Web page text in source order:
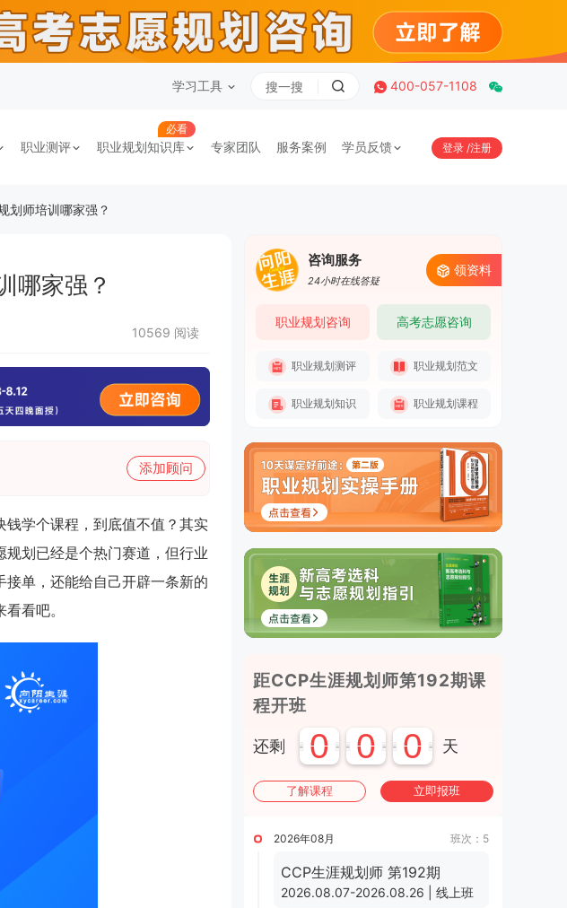
学习工具 400-057-1108
职业测评
必看
职业规划知识库 专家团队 服务案例 学员反馈 登录 /注册
划师培训哪家强？
哪家强？
10569 阅读
添加顾问
学个课程，到底值不值？其实
划已经是个热门赛道，但行业
单，还能给自己开辟一条新的
看吧。
咨询服务
24小时在线答疑
领资料
职业规划咨询 高考志愿咨询
职业规划测评 职业规划范文
职业规划知识 职业规划课程
距CCP生涯规划师第192期课
程开班
还剩 0 0 0 天
了解课程 立即报班
班次：5
2026年08月
CCP生涯规划师 第192期
2026.08.07-2026.08.26 | 线上班